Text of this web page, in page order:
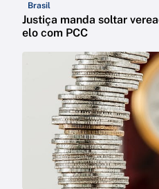
Brasil
Justiça manda soltar
elo com PCC